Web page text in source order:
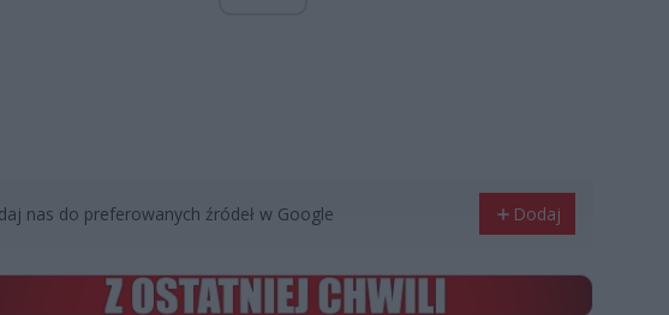
nas do preferowanych źródeł w Google Dodaj